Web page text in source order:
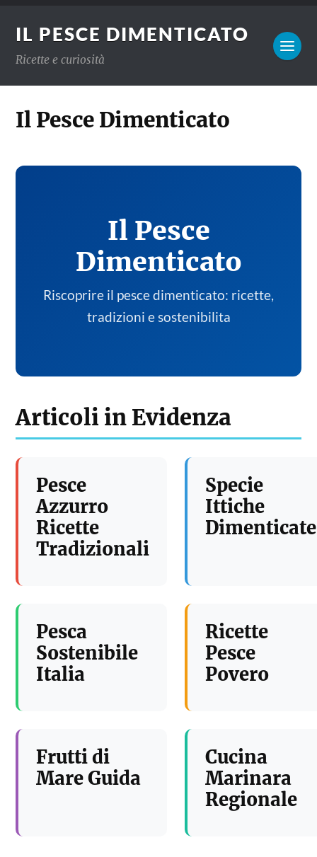
IL PESCE DIMENTICATO
Ricette e curiosità
Il Pesce Dimenticato
Il Pesce
Dimenticato
Riscoprire il pesce dimenticato: ricette,
tradizioni e sostenibilita
Articoli in Evidenza
Pesce
Azzurro
Ricette
Tradizionali
Specie
Ittiche
Dimenticate
Pesca
Sostenibile
Italia
Ricette
Pesce
Povero
Frutti di
Mare Guida
Cucina
Marinara
Regionale